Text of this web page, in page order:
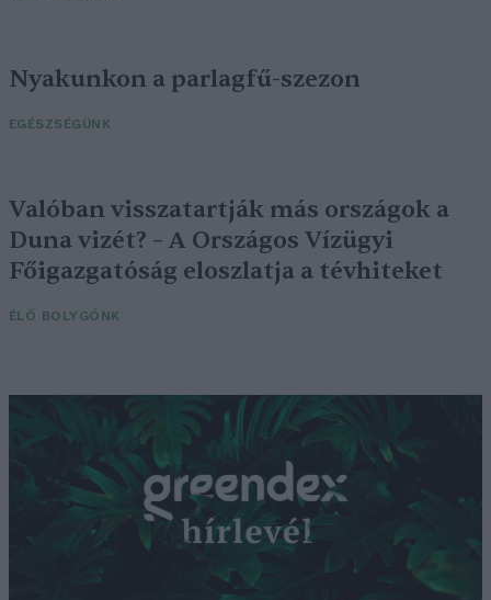
Nyakunkon a parlagfű-szezon
EGÉSZSÉGÜNK
Valóban visszatartják más országok a
Duna vizét? – A Országos Vízügyi
Főigazgatóság eloszlatja a tévhiteket
ÉLŐ BOLYGÓNK